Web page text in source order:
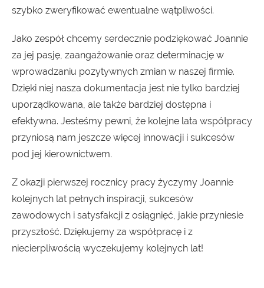
szybko zweryfikować ewentualne wątpliwości.
Jako zespół chcemy serdecznie podziękować Joannie
za jej pasję, zaangażowanie oraz determinację w
wprowadzaniu pozytywnych zmian w naszej firmie.
Dzięki niej nasza dokumentacja jest nie tylko bardziej
uporządkowana, ale także bardziej dostępna i
efektywna. Jesteśmy pewni, że kolejne lata współpracy
przyniosą nam jeszcze więcej innowacji i sukcesów
pod jej kierownictwem.
Z okazji pierwszej rocznicy pracy życzymy Joannie
kolejnych lat pełnych inspiracji, sukcesów
zawodowych i satysfakcji z osiągnięć, jakie przyniesie
przyszłość. Dziękujemy za współpracę i z
niecierpliwością wyczekujemy kolejnych lat!